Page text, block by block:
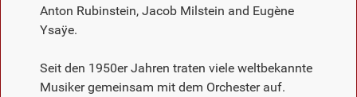
Anton Rubinstein, Jacob Milstein and Eugène
Ysaÿe.
Seit den 1950er Jahren traten viele weltbekannte
Musiker gemeinsam mit dem Orchester auf.